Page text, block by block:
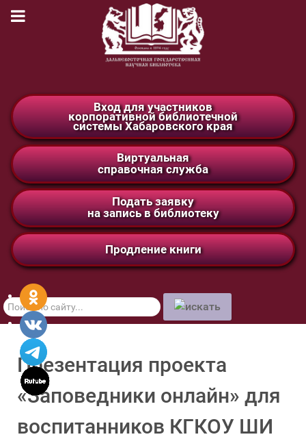
Вход для участников
корпоративной библиотечной
системы Хабаровского края
Виртуальная
справочная служба
Подать заявку
на запись в библиотеку
Продление книги
Поиск
по
сайту
Презентация проекта
«Заповедники онлайн» для
воспитанников КГКОУ ШИ